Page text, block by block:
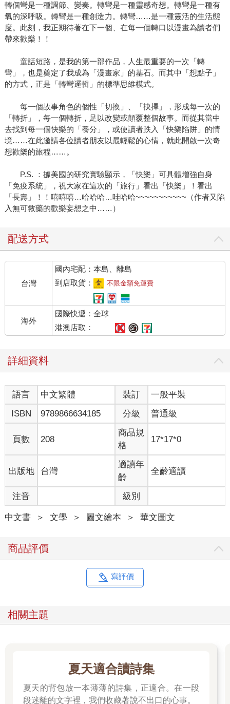
轉個彎是一種調節、變奏。轉彎是一種靈感奇想。轉彎是一種有
氧的深呼吸。轉彎是一種創造力。轉彎……是一種靈活的生活態
度。此刻，我正期待著在下一個、在每一個轉口以漫畫為讀者們
帶來歡樂！！
童話短路，是我的第一部作品，人生最重要的一次「轉
彎」，也是奠定了我成為「漫畫家」的基石。而其中「想點子」
的方式，正是「轉彎邏輯」的標準思維模式。
每一個故事角色的個性「切換」、「抉擇」，形成每一次的
「轉折」，每一個轉折，足以改變或顛覆整個故事。而從其當中
去找到每一個快樂的「養分」，或使讀者跌入「快樂陷阱」的情
境……在此邀請各位讀者朋友以最輕鬆的心情，就此開啟一次奇
想歡樂的旅程……。
P.S. ：據美國的研究實驗顯示，「快樂」可具體增強自身
「免疫系統」，祝大家在這次的「旅行」看出「快樂」！看出
「長壽」！！嘻嘻嘻…哈哈哈…哇哈哈~~~~~~~~~~~（作者又陷
入無可救藥的歡樂妄想之中……）
配送方式
台灣
國內宅配：本島、離島
到店取貨：
不限金額免運費
海外
國際快遞：全球
港澳店取：
詳細資料
語言 中文繁體 裝訂
一般平裝
ISBN
9789866634185 分級 普通級
頁數 208
商品規
格
17*17*0
出版地 台灣
適讀年
齡
全齡適讀
注音 級別
中文書 ＞ 文學 ＞ 圖文繪本 ＞ 華文圖文
商品評價
寫評價
相關主題
夏天適合讀詩集
夏天的背包放一本薄薄的詩集，正適合。在一段
段迷離的文字裡，我們收藏著說不出口的心事。